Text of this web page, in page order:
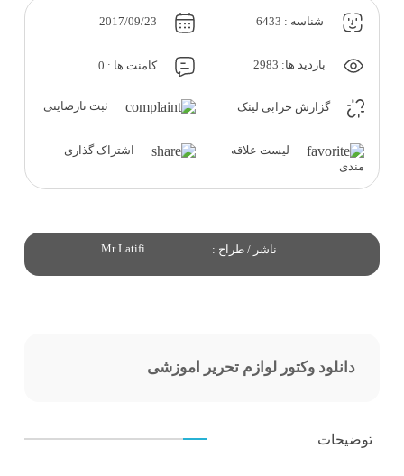
شناسه : 6433
بازدید ها: 2983 کامنت ها : 0
گزارش خرابی لینک ثبت نارضایتی
لیست علاقه
مندی
اشتراک گذاری
ناشر / طراح : Mr Latifi
دانلود وکتور لوازم تحریر اموزشی
توضیحات